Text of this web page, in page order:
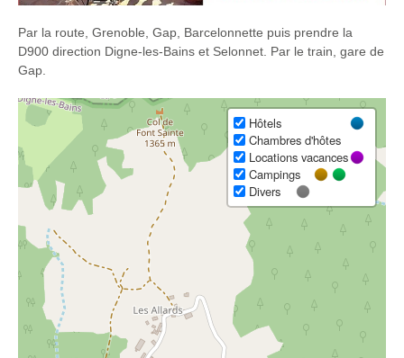
Par la route, Grenoble, Gap, Barcelonnette puis prendre la
D900 direction Digne-les-Bains et Selonnet. Par le train, gare de
Gap.
Hôtels
Chambres d'hôtes
Locations vacances
Campings
Divers